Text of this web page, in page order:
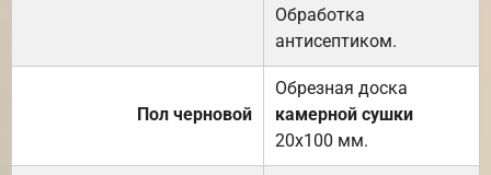
Обработка
антисептиком.
Пол черновой
Обрезная доска
камерной сушки
20х100 мм.